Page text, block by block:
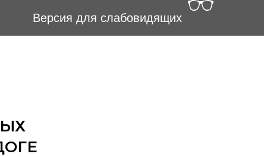
Версия для слабовидящих